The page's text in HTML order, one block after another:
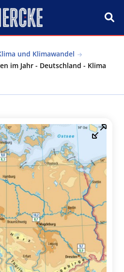
und Klimawandel
im Jahr - Deutschland - Klima